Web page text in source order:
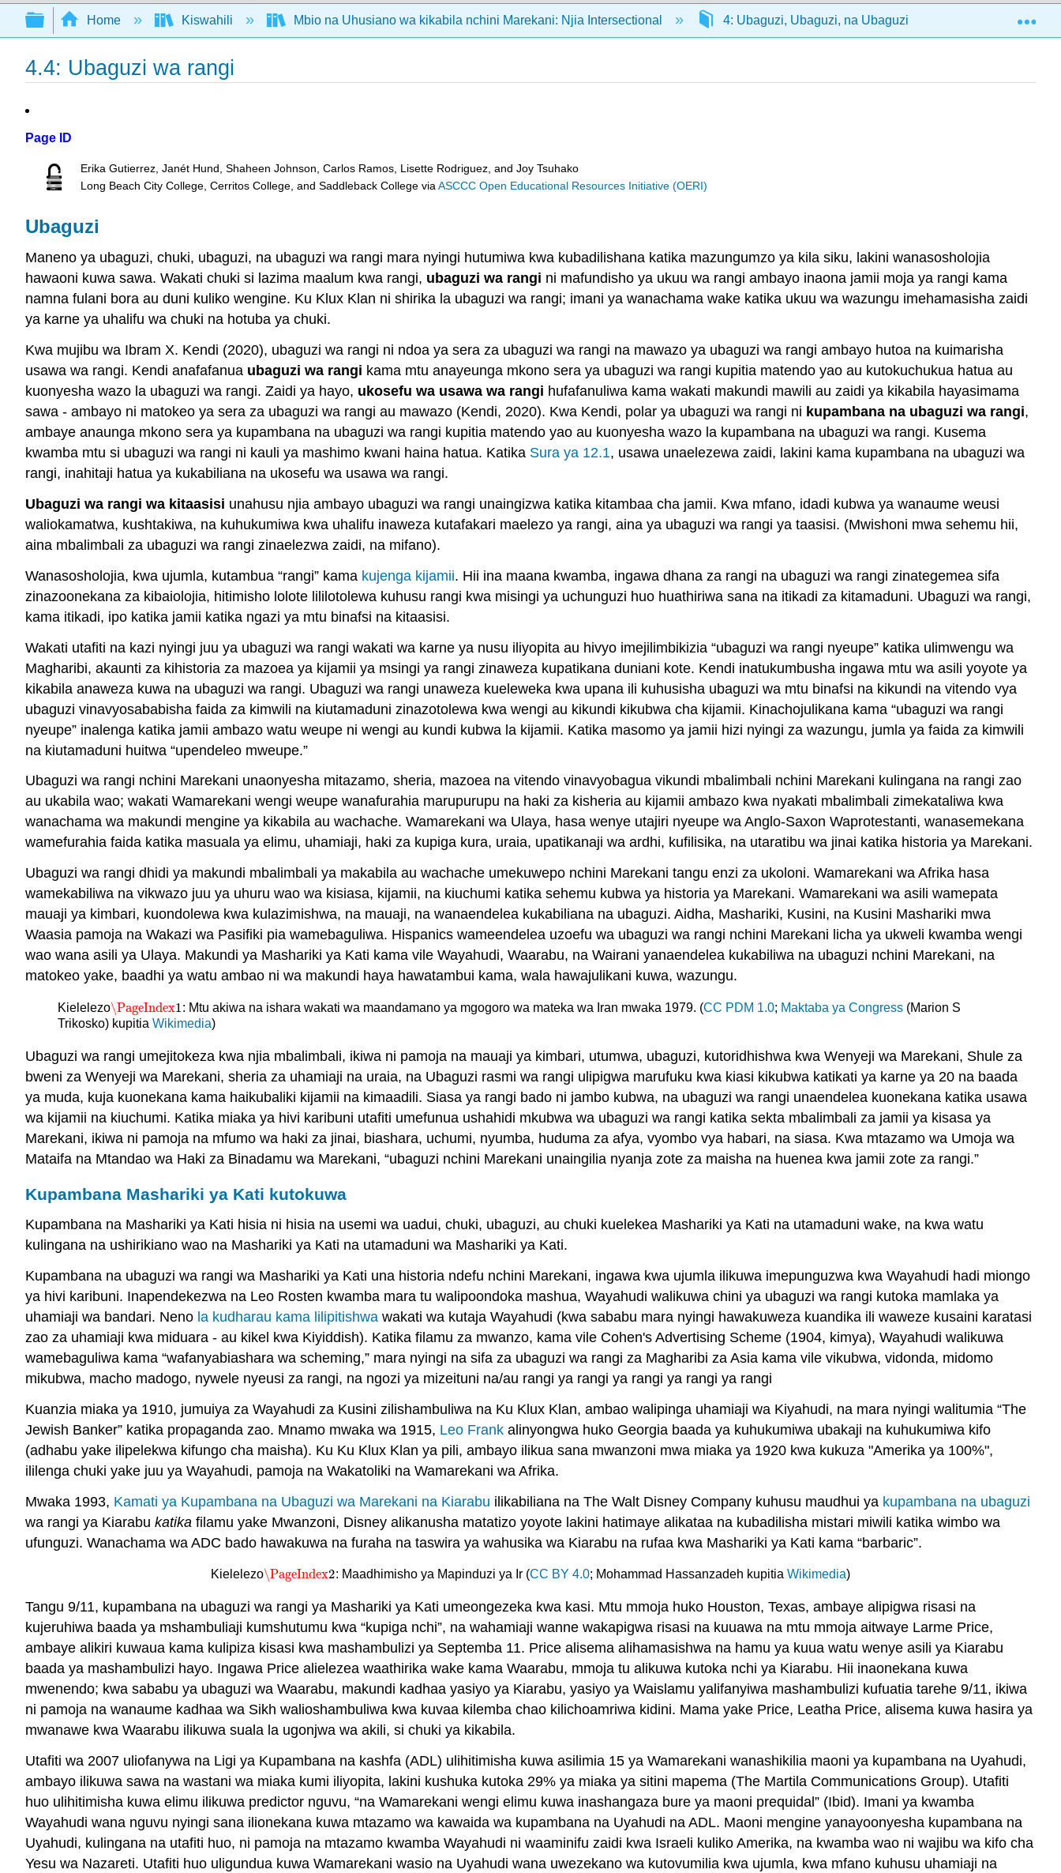
Search
Expand/collapse global hierarchy
Home Kiswahili Mbio na Uhusiano wa kikabila nchini Marekani: Njia Intersectional 4: Ubaguzi, Ubaguzi, na Ubaguzi wa rangi 4.4:
4.4: Ubaguzi wa rangi
Page ID
Erika Gutierrez, Janét Hund, Shaheen Johnson, Carlos Ramos, Lisette Rodriguez, and Joy Tsuhako
Long Beach City College, Cerritos College, and Saddleback College viaASCCC Open Educational Resources Initiative (OERI)
Ubaguzi
Maneno ya ubaguzi, chuki, ubaguzi, na ubaguzi wa rangi mara nyingi hutumiwa kwa kubadilishana katika mazungumzo ya kila siku, lakini wanasosholojia
hawaoni kuwa sawa. Wakati chuki si lazima maalum kwa rangi, ubaguzi wa rangi ni mafundisho ya ukuu wa rangi ambayo inaona jamii moja ya rangi kama
namna fulani bora au duni kuliko wengine. Ku Klux Klan ni shirika la ubaguzi wa rangi; imani ya wanachama wake katika ukuu wa wazungu imehamasisha zaidi
ya karne ya uhalifu wa chuki na hotuba ya chuki.
Kwa mujibu wa Ibram X. Kendi (2020), ubaguzi wa rangi ni ndoa ya sera za ubaguzi wa rangi na mawazo ya ubaguzi wa rangi ambayo hutoa na kuimarisha
usawa wa rangi. Kendi anafafanua ubaguzi wa rangi kama mtu anayeunga mkono sera ya ubaguzi wa rangi kupitia matendo yao au kutokuchukua hatua au
kuonyesha wazo la ubaguzi wa rangi. Zaidi ya hayo, ukosefu wa usawa wa rangi hufafanuliwa kama wakati makundi mawili au zaidi ya kikabila hayasimama
sawa - ambayo ni matokeo ya sera za ubaguzi wa rangi au mawazo (Kendi, 2020). Kwa Kendi, polar ya ubaguzi wa rangi ni kupambana na ubaguzi wa rangi,
ambaye anaunga mkono sera ya kupambana na ubaguzi wa rangi kupitia matendo yao au kuonyesha wazo la kupambana na ubaguzi wa rangi. Kusema
kwamba mtu si ubaguzi wa rangi ni kauli ya mashimo kwani haina hatua. Katika Sura ya 12.1, usawa unaelezewa zaidi, lakini kama kupambana na ubaguzi wa
rangi, inahitaji hatua ya kukabiliana na ukosefu wa usawa wa rangi.
Ubaguzi wa rangi wa kitaasisi unahusu njia ambayo ubaguzi wa rangi unaingizwa katika kitambaa cha jamii. Kwa mfano, idadi kubwa ya wanaume weusi
waliokamatwa, kushtakiwa, na kuhukumiwa kwa uhalifu inaweza kutafakari maelezo ya rangi, aina ya ubaguzi wa rangi ya taasisi. (Mwishoni mwa sehemu hii,
aina mbalimbali za ubaguzi wa rangi zinaelezwa zaidi, na mifano).
Wanasosholojia, kwa ujumla, kutambua “rangi” kama kujenga kijamii. Hii ina maana kwamba, ingawa dhana za rangi na ubaguzi wa rangi zinategemea sifa
zinazoonekana za kibaiolojia, hitimisho lolote lililotolewa kuhusu rangi kwa misingi ya uchunguzi huo huathiriwa sana na itikadi za kitamaduni. Ubaguzi wa rangi,
kama itikadi, ipo katika jamii katika ngazi ya mtu binafsi na kitaasisi.
Wakati utafiti na kazi nyingi juu ya ubaguzi wa rangi wakati wa karne ya nusu iliyopita au hivyo imejilimbikizia “ubaguzi wa rangi nyeupe” katika ulimwengu wa
Magharibi, akaunti za kihistoria za mazoea ya kijamii ya msingi ya rangi zinaweza kupatikana duniani kote. Kendi inatukumbusha ingawa mtu wa asili yoyote ya
kikabila anaweza kuwa na ubaguzi wa rangi. Ubaguzi wa rangi unaweza kueleweka kwa upana ili kuhusisha ubaguzi wa mtu binafsi na kikundi na vitendo vya
ubaguzi vinavyosababisha faida za kimwili na kiutamaduni zinazotolewa kwa wengi au kikundi kikubwa cha kijamii. Kinachojulikana kama “ubaguzi wa rangi
nyeupe” inalenga katika jamii ambazo watu weupe ni wengi au kundi kubwa la kijamii. Katika masomo ya jamii hizi nyingi za wazungu, jumla ya faida za kimwili
na kiutamaduni huitwa “upendeleo mweupe.”
Ubaguzi wa rangi nchini Marekani unaonyesha mitazamo, sheria, mazoea na vitendo vinavyobagua vikundi mbalimbali nchini Marekani kulingana na rangi zao
au ukabila wao; wakati Wamarekani wengi weupe wanafurahia marupurupu na haki za kisheria au kijamii ambazo kwa nyakati mbalimbali zimekataliwa kwa
wanachama wa makundi mengine ya kikabila au wachache. Wamarekani wa Ulaya, hasa wenye utajiri nyeupe wa Anglo-Saxon Waprotestanti, wanasemekana
wamefurahia faida katika masuala ya elimu, uhamiaji, haki za kupiga kura, uraia, upatikanaji wa ardhi, kufilisika, na utaratibu wa jinai katika historia ya Marekani.
Ubaguzi wa rangi dhidi ya makundi mbalimbali ya makabila au wachache umekuwepo nchini Marekani tangu enzi za ukoloni. Wamarekani wa Afrika hasa
wamekabiliwa na vikwazo juu ya uhuru wao wa kisiasa, kijamii, na kiuchumi katika sehemu kubwa ya historia ya Marekani. Wamarekani wa asili wamepata
mauaji ya kimbari, kuondolewa kwa kulazimishwa, na mauaji, na wanaendelea kukabiliana na ubaguzi. Aidha, Mashariki, Kusini, na Kusini Mashariki mwa
Waasia pamoja na Wakazi wa Pasifiki pia wamebaguliwa. Hispanics wameendelea uzoefu wa ubaguzi wa rangi nchini Marekani licha ya ukweli kwamba wengi
wao wana asili ya Ulaya. Makundi ya Mashariki ya Kati kama vile Wayahudi, Waarabu, na Wairani yanaendelea kukabiliwa na ubaguzi nchini Marekani, na
matokeo yake, baadhi ya watu ambao ni wa makundi haya hawatambui kama, wala hawajulikani kuwa, wazungu.
Kielelezo\PageIndex1
\PageIndex1: Mtu akiwa na ishara wakati wa maandamano ya mgogoro wa mateka wa Iran mwaka 1979. (CC PDM 1.0; Maktaba ya Congress(Marion S
Trikosko) kupitiaWikimedia)
Ubaguzi wa rangi umejitokeza kwa njia mbalimbali, ikiwa ni pamoja na mauaji ya kimbari, utumwa, ubaguzi, kutoridhishwa kwa Wenyeji wa Marekani, Shule za
bweni za Wenyeji wa Marekani, sheria za uhamiaji na uraia, na Ubaguzi rasmi wa rangi ulipigwa marufuku kwa kiasi kikubwa katikati ya karne ya 20 na baada
ya muda, kuja kuonekana kama haikubaliki kijamii na kimaadili. Siasa ya rangi bado ni jambo kubwa, na ubaguzi wa rangi unaendelea kuonekana katika usawa
wa kijamii na kiuchumi. Katika miaka ya hivi karibuni utafiti umefunua ushahidi mkubwa wa ubaguzi wa rangi katika sekta mbalimbali za jamii ya kisasa ya
Marekani, ikiwa ni pamoja na mfumo wa haki za jinai, biashara, uchumi, nyumba, huduma za afya, vyombo vya habari, na siasa. Kwa mtazamo wa Umoja wa
Mataifa na Mtandao wa Haki za Binadamu wa Marekani, “ubaguzi nchini Marekani unaingilia nyanja zote za maisha na huenea kwa jamii zote za rangi.”
Kupambana Mashariki ya Kati kutokuwa
Kupambana na Mashariki ya Kati hisia ni hisia na usemi wa uadui, chuki, ubaguzi, au chuki kuelekea Mashariki ya Kati na utamaduni wake, na kwa watu
kulingana na ushirikiano wao na Mashariki ya Kati na utamaduni wa Mashariki ya Kati.
Kupambana na ubaguzi wa rangi wa Mashariki ya Kati una historia ndefu nchini Marekani, ingawa kwa ujumla ilikuwa imepunguzwa kwa Wayahudi hadi miongo
ya hivi karibuni. Inapendekezwa na Leo Rosten kwamba mara tu walipoondoka mashua, Wayahudi walikuwa chini ya ubaguzi wa rangi kutoka mamlaka ya
uhamiaji wa bandari. Neno la kudharau kama lilipitishwa wakati wa kutaja Wayahudi (kwa sababu mara nyingi hawakuweza kuandika ili waweze kusaini karatasi
zao za uhamiaji kwa miduara - au kikel kwa Kiyiddish). Katika filamu za mwanzo, kama vile Cohen's Advertising Scheme (1904, kimya), Wayahudi walikuwa
wamebaguliwa kama “wafanyabiashara wa scheming,” mara nyingi na sifa za ubaguzi wa rangi za Magharibi za Asia kama vile vikubwa, vidonda, midomo
mikubwa, macho madogo, nywele nyeusi za rangi, na ngozi ya mizeituni na/au rangi ya rangi ya rangi ya rangi ya rangi
Kuanzia miaka ya 1910, jumuiya za Wayahudi za Kusini zilishambuliwa na Ku Klux Klan, ambao walipinga uhamiaji wa Kiyahudi, na mara nyingi walitumia “The
Jewish Banker” katika propaganda zao. Mnamo mwaka wa 1915, Leo Frank alinyongwa huko Georgia baada ya kuhukumiwa ubakaji na kuhukumiwa kifo
(adhabu yake ilipelekwa kifungo cha maisha). Ku Ku Klux Klan ya pili, ambayo ilikua sana mwanzoni mwa miaka ya 1920 kwa kukuza "Amerika ya 100%",
ililenga chuki yake juu ya Wayahudi, pamoja na Wakatoliki na Wamarekani wa Afrika.
Mwaka 1993, Kamati ya Kupambana na Ubaguzi wa Marekani na Kiarabu ilikabiliana na The Walt Disney Company kuhusu maudhui ya kupambana na ubaguzi
wa rangi ya Kiarabu katika filamu yake Mwanzoni, Disney alikanusha matatizo yoyote lakini hatimaye alikataa na kubadilisha mistari miwili katika wimbo wa
ufunguzi. Wanachama wa ADC bado hawakuwa na furaha na taswira ya wahusika wa Kiarabu na rufaa kwa Mashariki ya Kati kama “barbaric”.
Kielelezo\PageIndex2
\PageIndex2: Maadhimisho ya Mapinduzi ya Ir (CC BY 4.0; Mohammad Hassanzadeh kupitia Wikimedia)
Tangu 9/11, kupambana na ubaguzi wa rangi ya Mashariki ya Kati umeongezeka kwa kasi. Mtu mmoja huko Houston, Texas, ambaye alipigwa risasi na
kujeruhiwa baada ya mshambuliaji kumshutumu kwa “kupiga nchi”, na wahamiaji wanne wakapigwa risasi na kuuawa na mtu mmoja aitwaye Larme Price,
ambaye alikiri kuwaua kama kulipiza kisasi kwa mashambulizi ya Septemba 11. Price alisema alihamasishwa na hamu ya kuua watu wenye asili ya Kiarabu
baada ya mashambulizi hayo. Ingawa Price alielezea waathirika wake kama Waarabu, mmoja tu alikuwa kutoka nchi ya Kiarabu. Hii inaonekana kuwa
mwenendo; kwa sababu ya ubaguzi wa Waarabu, makundi kadhaa yasiyo ya Kiarabu, yasiyo ya Waislamu yalifanyiwa mashambulizi kufuatia tarehe 9/11, ikiwa
ni pamoja na wanaume kadhaa wa Sikh walioshambuliwa kwa kuvaa kilemba chao kilichoamriwa kidini. Mama yake Price, Leatha Price, alisema kuwa hasira ya
mwanawe kwa Waarabu ilikuwa suala la ugonjwa wa akili, si chuki ya kikabila.
Utafiti wa 2007 uliofanywa na Ligi ya Kupambana na kashfa (ADL) ulihitimisha kuwa asilimia 15 ya Wamarekani wanashikilia maoni ya kupambana na Uyahudi,
ambayo ilikuwa sawa na wastani wa miaka kumi iliyopita, lakini kushuka kutoka 29% ya miaka ya sitini mapema (The Martila Communications Group). Utafiti
huo ulihitimisha kuwa elimu ilikuwa predictor nguvu, “na Wamarekani wengi elimu kuwa inashangaza bure ya maoni prequidal” (Ibid). Imani ya kwamba
Wayahudi wana nguvu nyingi sana ilionekana kuwa mtazamo wa kawaida wa kupambana na Uyahudi na ADL. Maoni mengine yanayoonyesha kupambana na
Uyahudi, kulingana na utafiti huo, ni pamoja na mtazamo kwamba Wayahudi ni waaminifu zaidi kwa Israeli kuliko Amerika, na kwamba wao ni wajibu wa kifo cha
Yesu wa Nazareti. Utafiti huo uligundua kuwa Wamarekani wasio na Uyahudi wana uwezekano wa kutovumilia kwa ujumla, kwa mfano kuhusu uhamiaji na